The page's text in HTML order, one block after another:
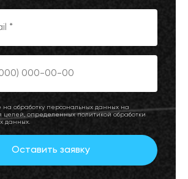
на обработку персональных данных на
целей, определенных политикой обработки
данных.
Оставить заявку